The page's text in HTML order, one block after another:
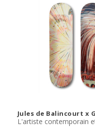
Jules de Balincourt x
L'artiste contemporain